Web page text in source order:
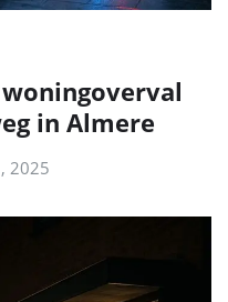
in Almere
2025